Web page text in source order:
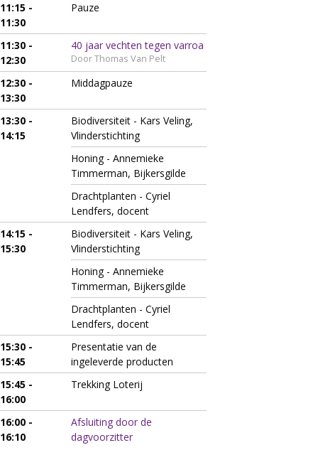
11:15 -
11:30
Pauze
11:30 -
12:30
40 jaar vechten tegen varroa
Door Thomas Van Pelt
12:30 -
13:30
Middagpauze
13:30 -
14:15
Biodiversiteit - Kars Veling,
Vlinderstichting
Honing - Annemieke
Timmerman, Bijkersgilde
Drachtplanten - Cyriel
Lendfers, docent
14:15 -
15:30
Biodiversiteit - Kars Veling,
Vlinderstichting
Honing - Annemieke
Timmerman, Bijkersgilde
Drachtplanten - Cyriel
Lendfers, docent
15:30 -
15:45
Presentatie van de
ingeleverde producten
15:45 -
16:00
Trekking Loterij
16:00 -
16:10
Afsluiting door de
dagvoorzitter